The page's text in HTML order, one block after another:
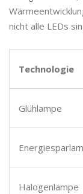
nicht alle LEDs
Technologie
Glühlampe
Halogenlampe